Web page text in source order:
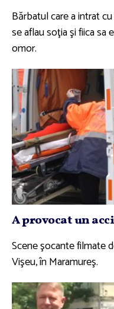
Bărbatul care a intrat
se aflau soţia şi fiica sa
omor.
A provocat un
Scene şocante filmate
Vişeu, în Maramureş.